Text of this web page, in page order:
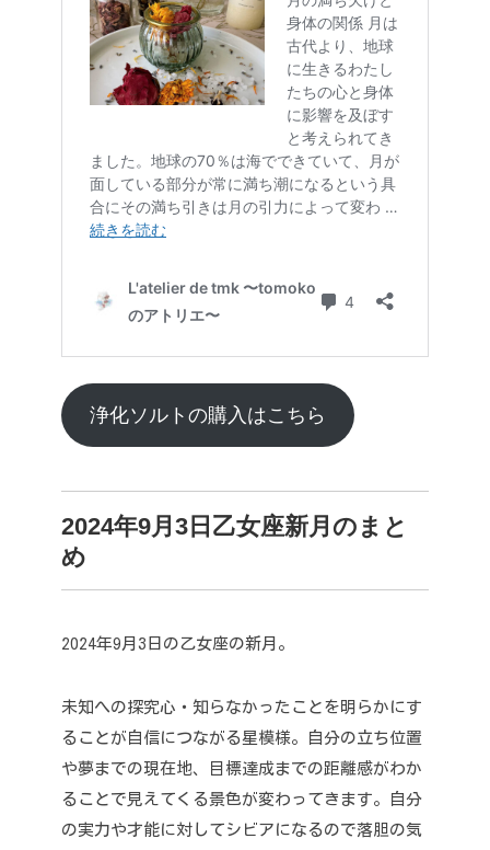
浄化ソルトの購入はこちら
2024年9月3日乙女座新月のまと
め
2024年9月3日の乙女座の新月。
未知への探究心・知らなかったことを明らかにす
ることが自信につながる星模様。
自分の立ち位置
や夢までの現在地、目標達成までの距離感がわか
ることで 見えてくる景色が変わってきます。
自分
の実力や才能に対してシビアになるので落胆の気